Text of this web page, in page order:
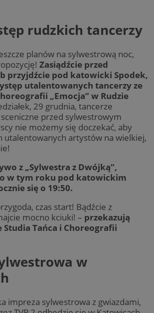
rudzkich tancerzy
planów na sylwestrową noc,
Zasiądźcie przed
przyjdźcie pod katowicki Spodek,
utalentowanych tancerzy ze
„Emocja” w Rudzie
29 grudnia, tancerze
przed sylwestrowym
nie możemy się doczekać, aby
utalentowanych artystów na wielkiej,
z „Sylwestra z Dwójką”,
w tym roku pod katowickim
się o 19:50.
czas start! Bądźcie z
mocno kciuki! – przekazują
Studia Tańca i Choreografii
w
impreza sylwestrowa z gwiazdami,